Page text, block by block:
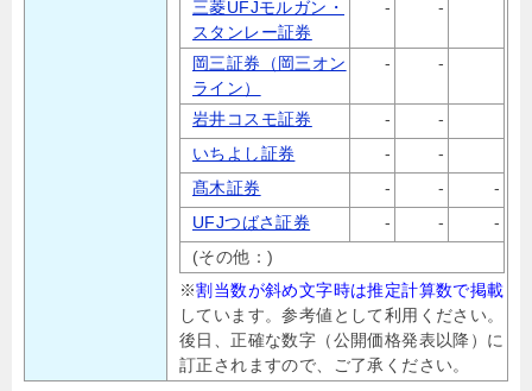
三菱UFJモルガン・
スタンレー証券
- -
岡三証券（岡三オン
ライン）
- -
岩井コスモ証券 -
-
いちよし証券
-
-
髙木証券
- -
-
UFJつばさ証券
- -
-
(その他：)
※割当数が斜め文字時は推定計算数で掲載
しています。参考値として利用ください。
後日、正確な数字（公開価格発表以降）に
訂正されますので、ご了承ください。